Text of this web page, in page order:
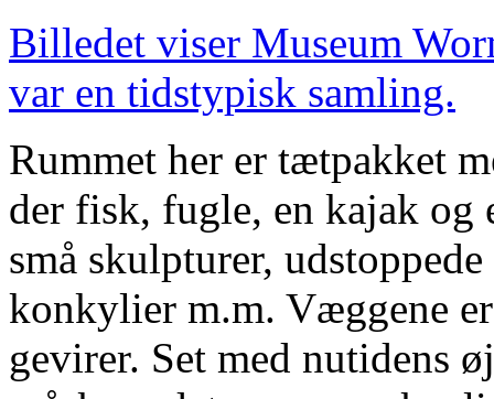
Billedet viser Museum
var en tidstypisk samling.
Rummet her er tætpakket
der fisk, fugle, en kajak og
små skulpturer,
konkylier m.m. Væggene
gevirer. Set med nutidens